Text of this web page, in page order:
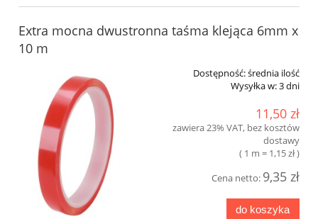
Extra mocna dwustronna taśma klejąca 6mm x
10 m
Dostępność:średnia ilość
Wysyłka w:3 dni
11,50 zł
zawiera 23% VAT, bez kosztów
dostawy
( 1 m = 1,15 zł )
Cena netto: 9,35 zł
do koszyka